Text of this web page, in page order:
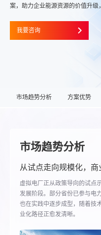
案，助力企业能源资源的价值升级
我要咨询
市场趋势分析 方案优势
市场趋势分析
从试点走向规模化，
虚拟电厂正从政策导向的试点
发展阶段。部分省份已参与电
也在实践中逐步成型，随着技
业化路径正愈发清晰。